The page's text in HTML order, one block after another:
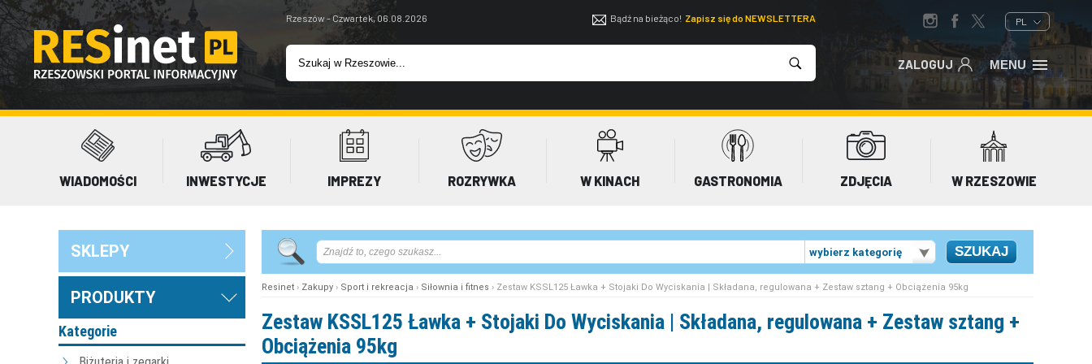
Rzeszów - Czwartek, 06.08.2026 Bądź na bieżąco! Zapisz się do NEWSLETTERA PL
ZALOGUJ MENU
WIADOMOŚCI INWESTYCJE IMPREZY ROZRYWKA W KINACH GASTRONOMIA ZDJĘCIA W RZESZOWIE
SKLEPY
PRODUKTY
Kategorie
wybierz kategorię
Resinet › Zakupy › Sport i rekreacja › Siłownia i fitnes › Zestaw KSSL125 Ławka + Stojaki Do Wyciskania | Składana, regulowana + Zestaw sztang + Obciążenia 95kg
Zestaw KSSL125 Ławka + Stojaki Do Wyciskania | Składana, regulowana + Zestaw sztang +
Obciążenia 95kg